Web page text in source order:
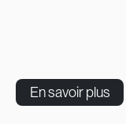
En savoir plus